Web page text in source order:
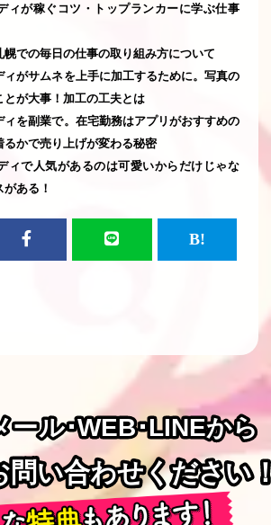
ィが稼ぐコツ・トップランカーに学ぶ仕事
での毎日の仕事の取り組み方について
ィがサムネを上手に加工するために。写真の
とが大事！加工の工夫とは
ィを副業で。在宅勤務はアプリがおすすめの
るかで売り上げが変わる秘密
ィで人気があるのは可愛いからだけじゃな
ある！
ール･WEB･LINEから
ール･WEB･LINEから
問い合わせください
問い合わせください